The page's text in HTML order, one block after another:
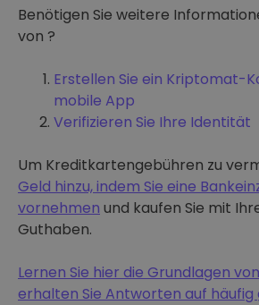
Benötigen Sie weitere
von ?
Erstellen Sie ein Kriptomat-
mobile App
Verifizieren Sie Ihre Identität
Um Kreditkartengebühren zu
Geld hinzu, indem Sie eine
vornehmen und kaufen Sie mit
Guthaben.
Lernen Sie hier die Grundlagen
erhalten Sie Antworten auf